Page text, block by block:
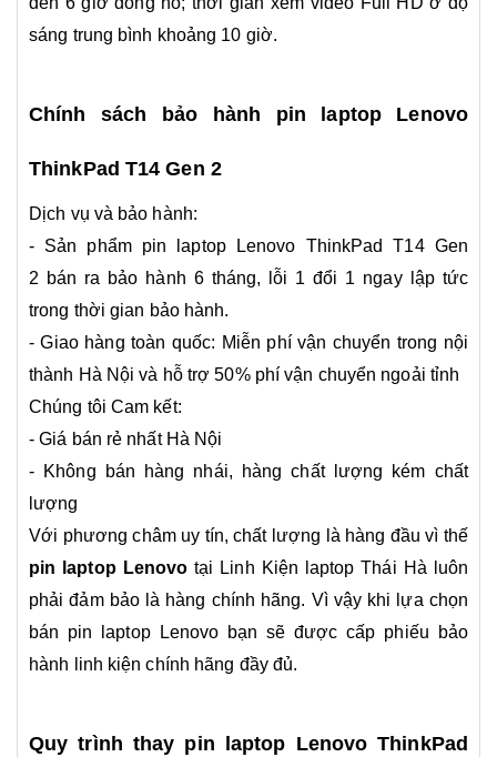
sáng trung bình khoảng 10 giờ.
Chính sách bảo hành pin laptop Lenovo
ThinkPad T14 Gen 2
Dịch vụ và bảo hành:
- Sản phẩm pin laptop Lenovo ThinkPad T14 Gen
2 bán ra bảo hành 6 tháng, lỗi 1 đổi 1 ngay lập tức
trong thời gian bảo hành.
- Giao hàng toàn quốc: Miễn phí vận chuyển trong nội
thành Hà Nội và hỗ trợ 50% phí vận chuyển ngoải tỉnh
Chúng tôi Cam kết:
- Giá bán rẻ nhất Hà Nội
- Không bán hàng nhái, hàng chất lượng kém chất
lượng
Với phương châm uy tín, chất lượng là hàng đầu vì thế
pin laptop Lenovo tại Linh Kiện laptop Thái Hà luôn
phải đảm bảo là hàng chính hãng. Vì vậy khi lựa chọn
bán pin laptop Lenovo bạn sẽ được cấp phiếu bảo
hành linh kiện chính hãng đầy đủ.
Quy trình thay pin laptop Lenovo ThinkPad